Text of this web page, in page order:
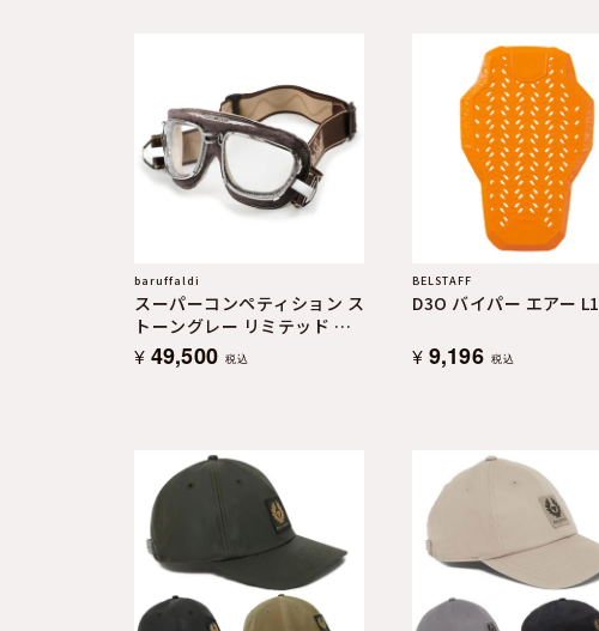
baruffaldi
スーパーコンペティション ス
トーングレー リミテッド エ
ディション
¥ 49,500 税込
BELSTAFF
D3O バイパー エアー L1
¥ 9,196 税込